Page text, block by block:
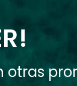
otras